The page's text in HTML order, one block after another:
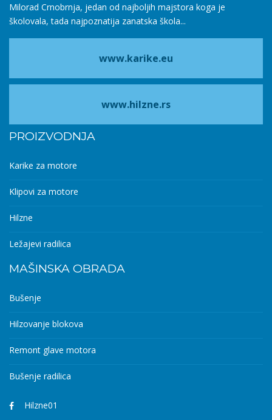
Milorad Crnobrnja, jedan od najboljih majstora koga je
školovala, tada najpoznatija zanatska škola...
www.karike.eu
www.hilzne.rs
PROIZVODNJA
Karike za motore
Klipovi za motore
Hilzne
Ležajevi radilica
MAŠINSKA OBRADA
Bušenje
Hilzovanje blokova
Remont glave motora
Bušenje radilica
Hilzne01